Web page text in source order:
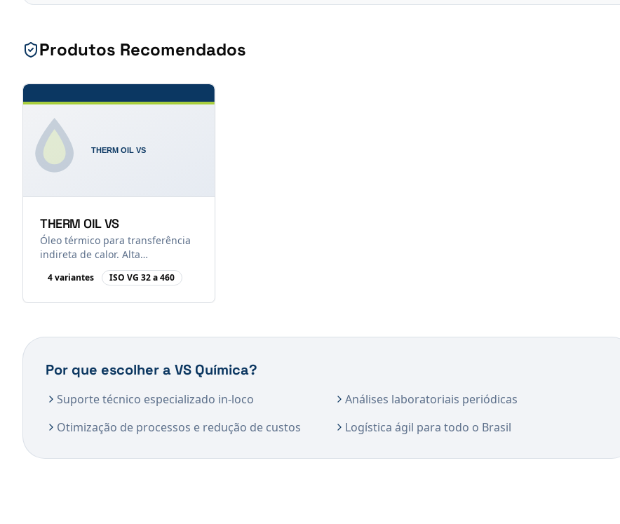
Produtos Recomendados
THERM OIL VS
Óleo térmico para transferência
indireta de calor. Alta
estabilidade oxidativa e
resistência ao craqueamento em
4variantes ISO VG 32 a 460
Por que escolher a VS Química?
Suporte técnico especializado in-loco
Análises laboratoriais periódicas
Otimização de processos e redução de custos
Logística ágil para todo o Brasil